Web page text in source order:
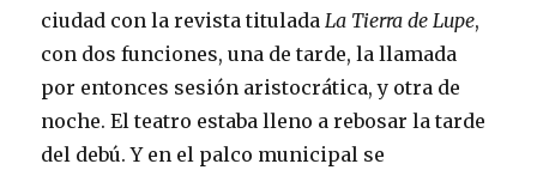
ciudad con la revista tituladaLa Tierra de Lupe,
con dos funciones, una de tarde, la llamada
por entonces sesión aristocrática, y otra de
noche. El teatro estaba lleno a rebosar la tarde
del debú. Y en el palco municipal se